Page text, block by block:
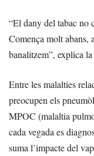
“El dany del tabac no
Comença molt abans,
banalitzem”, explica
Entre les malalties
preocupen els
MPOC (malaltia
cada vegada es
suma l’impacte del